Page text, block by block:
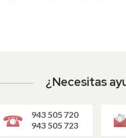
¿Necesitas
943 505 720
943 505 723